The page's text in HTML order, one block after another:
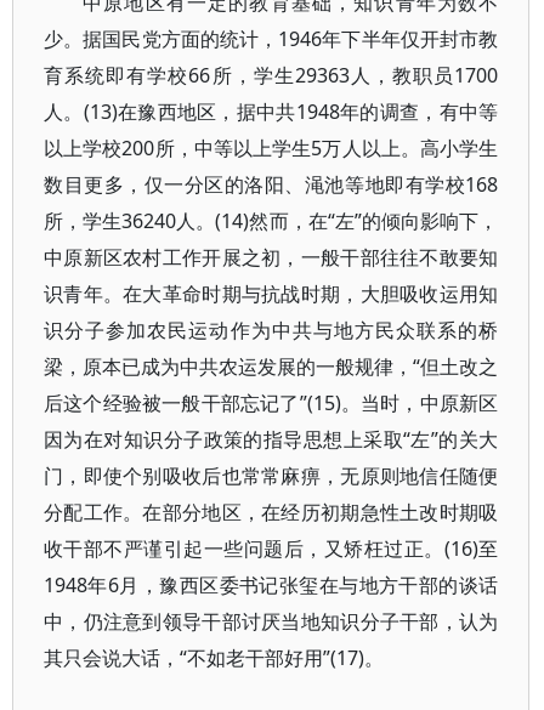
少。据国民党方面的统计，1946年下半年仅开封市教
育系统即有学校66所，学生29363人，教职员1700
人。(13)在豫西地区，据中共1948年的调查，有中等
以上学校200所，中等以上学生5万人以上。高小学生
数目更多，仅一分区的洛阳、渑池等地即有学校168
所，学生36240人。(14)然而，在“左”的倾向影响下，
中原新区农村工作开展之初，一般干部往往不敢要知
识青年。在大革命时期与抗战时期，大胆吸收运用知
识分子参加农民运动作为中共与地方民众联系的桥
梁，原本已成为中共农运发展的一般规律，“但土改之
后这个经验被一般干部忘记了”(15)。当时，中原新区
因为在对知识分子政策的指导思想上采取“左”的关大
门，即使个别吸收后也常常麻痹，无原则地信任随便
分配工作。在部分地区，在经历初期急性土改时期吸
收干部不严谨引起一些问题后，又矫枉过正。(16)至
1948年6月，豫西区委书记张玺在与地方干部的谈话
中，仍注意到领导干部讨厌当地知识分子干部，认为
其只会说大话，“不如老干部好用”(17)。